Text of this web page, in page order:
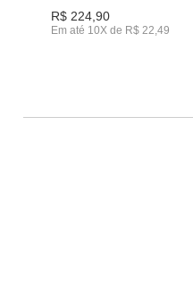
R$ 224,90
Em até 10X de R$ 22,49